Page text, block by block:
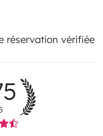
réservation vérifiée